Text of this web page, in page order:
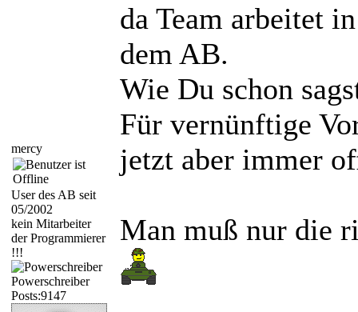
mercy
User des AB seit
05/2002
kein Mitarbeiter
der Programmierer
!!!
Powerschreiber
Posts:9147
da Team arbeitet
dem AB.
Wie Du schon
Für vernünftige
jetzt aber immer
Man muß nur die